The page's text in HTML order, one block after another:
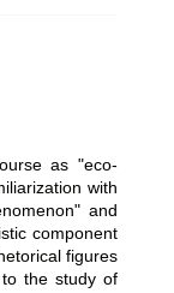
as "eco-
with
and
component
figures
the study of